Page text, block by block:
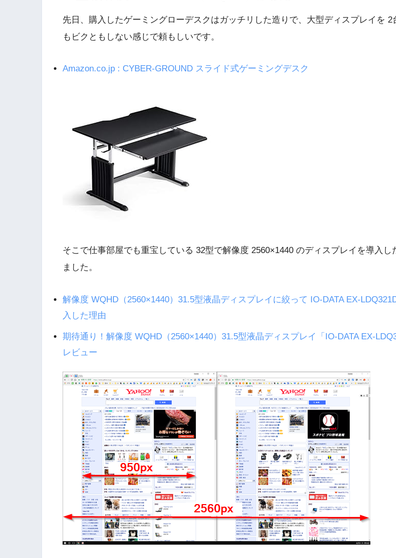
先日、購入したゲーミングローデスクはガッチリした造りで、大型ディスプレイを 2
もビクともしない感じで頼もしいです。
Amazon.co.jp : CYBER-GROUND スライド式ゲーミングデスク
そこで仕事部屋でも重宝している 32型で解像度 2560×1440 のディスプレイを導入し
ました。
解像度 WQHD（2560×1440）31.5型液晶ディスプレイに絞って IO-DATA EX-
入した理由
期待通り！解像度 WQHD（2560×1440）31.5型液晶ディスプレイ「IO-DATA EX-
レビュー